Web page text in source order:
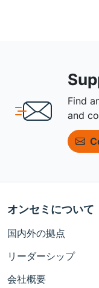
Find
and
オンセミについて
国内外の拠点
リーダーシップ
会社概要